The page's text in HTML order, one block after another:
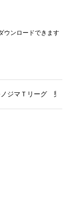
ウンロードできます
ノジマＴリーグ 男子